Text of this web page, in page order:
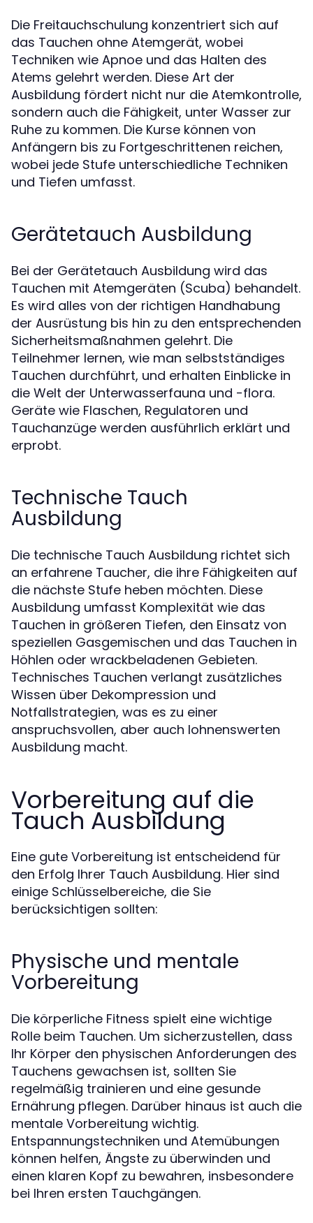
Die Freitauchschulung konzentriert sich auf
das Tauchen ohne Atemgerät, wobei
Techniken wie Apnoe und das Halten des
Atems gelehrt werden. Diese Art der
Ausbildung fördert nicht nur die Atemkontrolle,
sondern auch die Fähigkeit, unter Wasser zur
Ruhe zu kommen. Die Kurse können von
Anfängern bis zu Fortgeschrittenen reichen,
wobei jede Stufe unterschiedliche Techniken
und Tiefen umfasst.
Gerätetauch Ausbildung
Bei der Gerätetauch Ausbildung wird das
Tauchen mit Atemgeräten (Scuba) behandelt.
Es wird alles von der richtigen Handhabung
der Ausrüstung bis hin zu den entsprechenden
Sicherheitsmaßnahmen gelehrt. Die
Teilnehmer lernen, wie man selbstständiges
Tauchen durchführt, und erhalten Einblicke in
die Welt der Unterwasserfauna und -flora.
Geräte wie Flaschen, Regulatoren und
Tauchanzüge werden ausführlich erklärt und
erprobt.
Technische Tauch
Ausbildung
Die technische Tauch Ausbildung richtet sich
an erfahrene Taucher, die ihre Fähigkeiten auf
die nächste Stufe heben möchten. Diese
Ausbildung umfasst Komplexität wie das
Tauchen in größeren Tiefen, den Einsatz von
speziellen Gasgemischen und das Tauchen in
Höhlen oder wrackbeladenen Gebieten.
Technisches Tauchen verlangt zusätzliches
Wissen über Dekompression und
Notfallstrategien, was es zu einer
anspruchsvollen, aber auch lohnenswerten
Ausbildung macht.
Vorbereitung auf die
Tauch Ausbildung
Eine gute Vorbereitung ist entscheidend für
den Erfolg Ihrer Tauch Ausbildung. Hier sind
einige Schlüsselbereiche, die Sie
berücksichtigen sollten:
Physische und mentale
Vorbereitung
Die körperliche Fitness spielt eine wichtige
Rolle beim Tauchen. Um sicherzustellen, dass
Ihr Körper den physischen Anforderungen des
Tauchens gewachsen ist, sollten Sie
regelmäßig trainieren und eine gesunde
Ernährung pflegen. Darüber hinaus ist auch die
mentale Vorbereitung wichtig.
Entspannungstechniken und Atemübungen
können helfen, Ängste zu überwinden und
einen klaren Kopf zu bewahren, insbesondere
bei Ihren ersten Tauchgängen.